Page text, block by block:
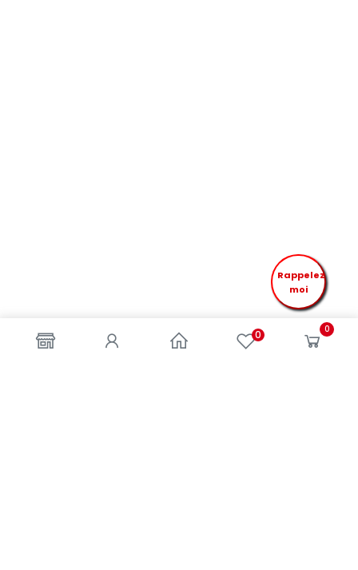
0 0
Rappelez
moi